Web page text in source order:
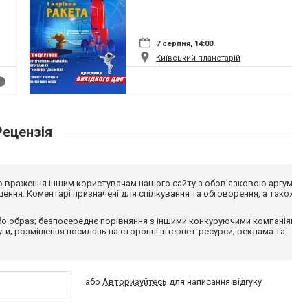
7 серпня, 14:00
Київський планетарій
враження іншим користувачам нашого сайту з обов'язковою
Коментарі призначені для спілкування та обговорення, а
образ; безпосереднє порівняння з іншими конкуруючими
розміщення посилань на сторонні інтернет-ресурси; реклама та
або Авторизуйтесь для написання відгуку